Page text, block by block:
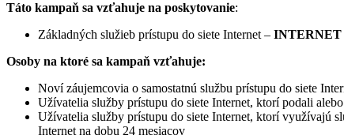
Táto kampaň sa vzťahuje na poskytovanie:
Základných služieb prístupu do siete Internet – INTERNET
Osoby na ktoré sa kampaň vzťahuje:
Noví záujemcovia o samostatnú službu prístupu do siete
Užívatelia služby prístupu do siete Internet, ktorí podali
Užívatelia služby prístupu do siete Internet, ktorí využívajú
Internet na dobu 24 mesiacov